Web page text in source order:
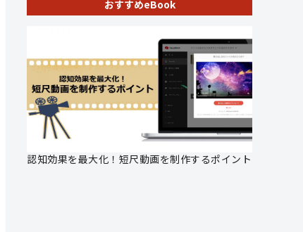
おすすめeBook
認知効果を最大化！短尺動画を制作するポイント